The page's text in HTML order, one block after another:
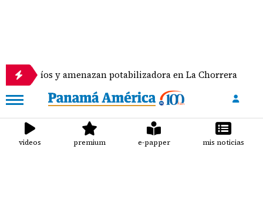
y amenazan potabilizadora en La Chorrera
videos premium e-papper mis noticias